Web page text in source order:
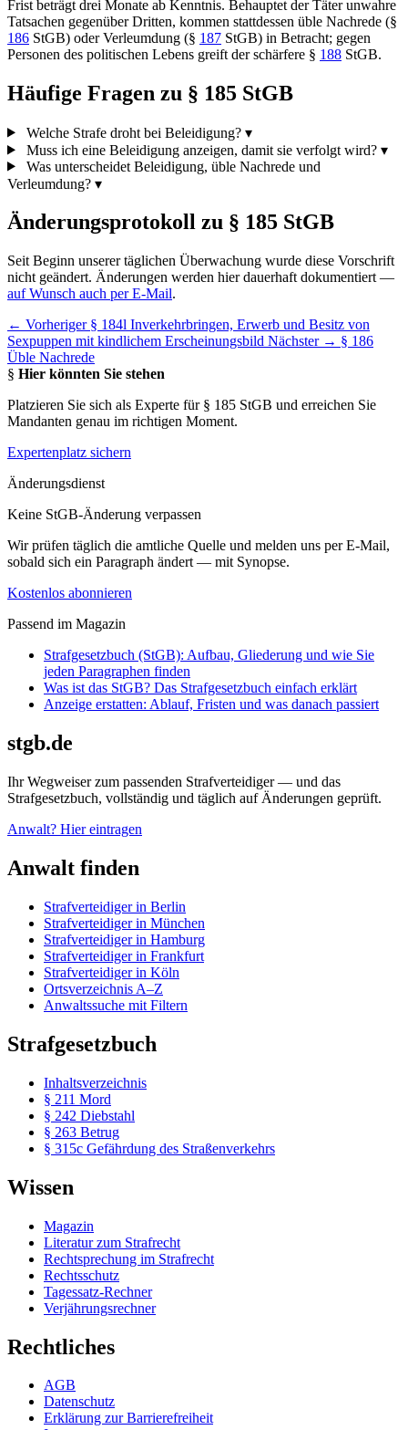
Frist beträgt drei Monate ab Kenntnis. Behauptet der Täter unwahre
Tatsachen gegenüber Dritten, kommen stattdessen üble Nachrede (§
186 StGB) oder Verleumdung (§ 187 StGB) in Betracht; gegen
Personen des politischen Lebens greift der schärfere § 188 StGB.
Häufige Fragen zu § 185 StGB
Welche Strafe droht bei Beleidigung? ▾
Muss ich eine Beleidigung anzeigen, damit sie verfolgt wird? ▾
Was unterscheidet Beleidigung, üble Nachrede und
Verleumdung? ▾
Änderungsprotokoll zu § 185 StGB
Seit Beginn unserer täglichen Überwachung wurde diese Vorschrift
nicht geändert. Änderungen werden hier dauerhaft dokumentiert —
auf Wunsch auch per E-Mail.
← Vorheriger § 184l Inverkehrbringen, Erwerb und Besitz von
Sexpuppen mit kindlichem Erscheinungsbild Nächster → § 186
Üble Nachrede
§ Hier könnten Sie stehen
Platzieren Sie sich als Experte für § 185 StGB und erreichen Sie
Mandanten genau im richtigen Moment.
Expertenplatz sichern
Änderungsdienst
Keine StGB-Änderung verpassen
Wir prüfen täglich die amtliche Quelle und melden uns per E-Mail,
sobald sich ein Paragraph ändert — mit Synopse.
Kostenlos abonnieren
Passend im Magazin
Strafgesetzbuch (StGB): Aufbau, Gliederung und wie Sie
jeden Paragraphen finden
Was ist das StGB? Das Strafgesetzbuch einfach erklärt
Anzeige erstatten: Ablauf, Fristen und was danach passiert
stgb.de
Ihr Wegweiser zum passenden Strafverteidiger — und das
Strafgesetzbuch, vollständig und täglich auf Änderungen geprüft.
Anwalt? Hier eintragen
Anwalt finden
Strafverteidiger in Berlin
Strafverteidiger in München
Strafverteidiger in Hamburg
Strafverteidiger in Frankfurt
Strafverteidiger in Köln
Ortsverzeichnis A–Z
Anwaltssuche mit Filtern
Strafgesetzbuch
Inhaltsverzeichnis
§ 211 Mord
§ 242 Diebstahl
§ 263 Betrug
§ 315c Gefährdung des Straßenverkehrs
Wissen
Magazin
Literatur zum Strafrecht
Rechtsprechung im Strafrecht
Rechtsschutz
Tagessatz-Rechner
Verjährungsrechner
Rechtliches
AGB
Datenschutz
Erklärung zur Barrierefreiheit